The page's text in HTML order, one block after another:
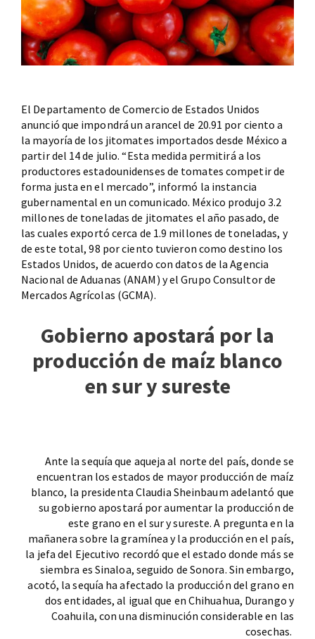
El Departamento de Comercio de Estados Unidos
anunció que impondrá un arancel de 20.91 por ciento a
la mayoría de los jitomates importados desde México a
partir del 14 de julio. “Esta medida permitirá a los
productores estadounidenses de tomates competir de
forma justa en el mercado”, informó la instancia
gubernamental en un comunicado. México produjo 3.2
millones de toneladas de jitomates el año pasado, de
las cuales exportó cerca de 1.9 millones de toneladas, y
de este total, 98 por ciento tuvieron como destino los
Estados Unidos, de acuerdo con datos de la Agencia
Nacional de Aduanas (ANAM) y el Grupo Consultor de
Mercados Agrícolas (GCMA).
Gobierno apostará por la
producción de maíz blanco
en sur y sureste
Ante la sequía que aqueja al norte del país, donde se
encuentran los estados de mayor producción de maíz
blanco, la presidenta Claudia Sheinbaum adelantó que
su gobierno apostará por aumentar la producción de
este grano en el sur y sureste. A pregunta en la
mañanera sobre la gramínea y la producción en el país,
la jefa del Ejecutivo recordó que el estado donde más se
siembra es Sinaloa, seguido de Sonora. Sin embargo,
acotó, la sequía ha afectado la producción del grano en
dos entidades, al igual que en Chihuahua, Durango y
Coahuila, con una disminución considerable en las
cosechas.